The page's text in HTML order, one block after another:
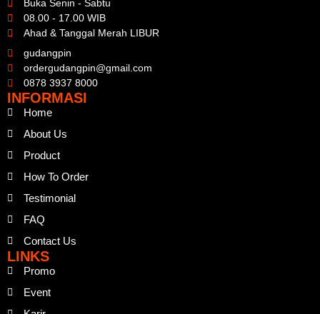
Buka Senin - Sabtu
08.00 - 17.00 WIB
Ahad & Tanggal Merah LIBUR
gudangpin
ordergudangpin@gmail.com
0878 3937 8000
INFORMASI
Home
About Us
Product
How To Order
Testimonial
FAQ
Contact Us
LINKS
Promo
Event